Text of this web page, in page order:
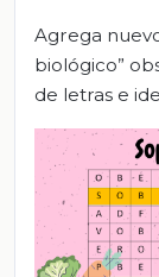
Agrega
biológico”
de letras e